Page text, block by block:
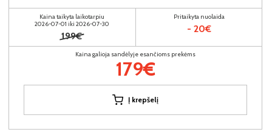
Kaina taikyta laikotarpiu
2026-07-01 iki 2026-07-30
199€
Pritaikyta nuolaida
- 20€
Kaina galioja sandėlyje esančioms prekėms
179€
Į krepšelį